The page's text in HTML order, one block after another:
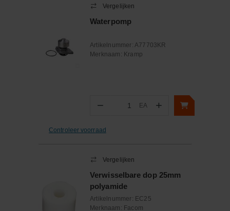
Vergelijken
Waterpomp
Artikelnummer: A77703KR
Merknaam: Kramp
− Aantal
EA +
Controleer voorraad
Vergelijken
Verwisselbare dop 25mm
polyamide
Artikelnummer: EC25
Merknaam: Facom